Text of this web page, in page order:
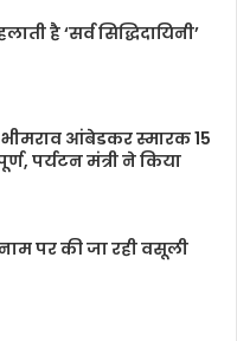
है ‘सर्व सिद्धिदायिनी’
भीमराव आंबेडकर स्मारक 15
पर्यटन मंत्री ने किया
पर की जा रही वसूली